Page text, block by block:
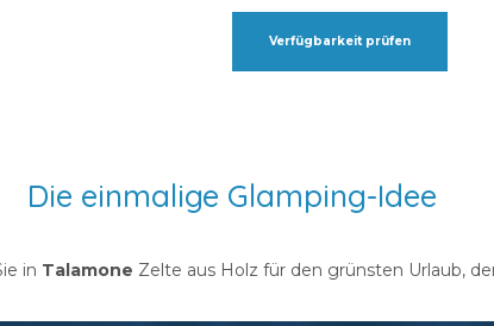
Verfügbarkeit prüfen
Die einmalige Glamping-Idee
in Talamone Zelte aus Holz für den grünsten Urlaub,